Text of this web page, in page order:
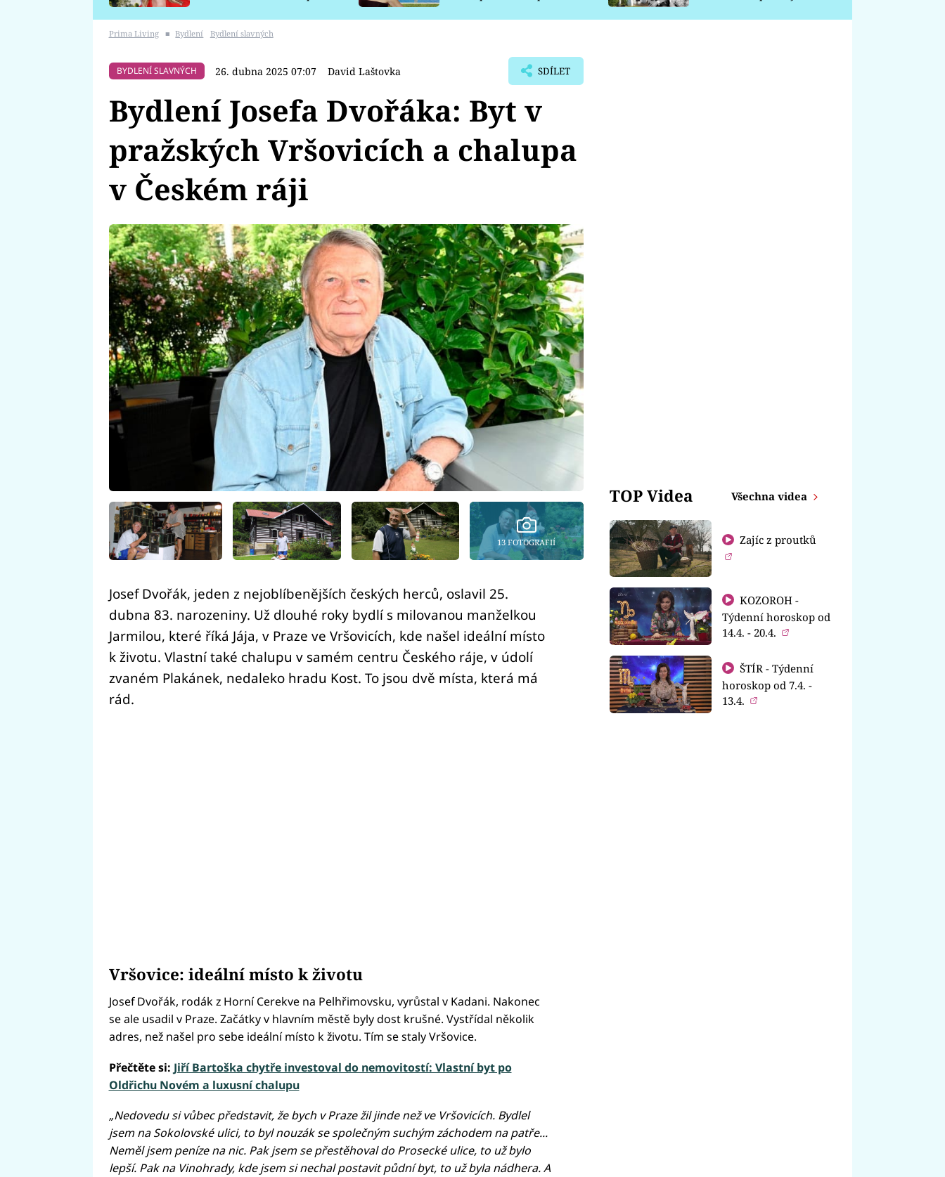
Prima Living ■ Bydlení Bydlení slavných
BYDLENÍ SLAVNÝCH 26. dubna 2025 07:07 David Laštovka SDÍLET
Bydlení Josefa Dvořáka: Byt v
pražských Vršovicích a chalupa
v Českém ráji
13 FOTOGRAFIÍ
Josef Dvořák, jeden z nejoblíbenějších českých herců, oslavil 25.
dubna 83. narozeniny. Už dlouhé roky bydlí s milovanou manželkou
Jarmilou, které říká Jája, v Praze ve Vršovicích, kde našel ideální místo
k životu. Vlastní také chalupu v samém centru Českého ráje, v údolí
zvaném Plakánek, nedaleko hradu Kost. To jsou dvě místa, která má
rád.
Vršovice: ideální místo k životu
Josef Dvořák, rodák z Horní Cerekve na Pelhřimovsku, vyrůstal v Kadani. Nakonec
se ale usadil v Praze. Začátky v hlavním městě byly dost krušné. Vystřídal několik
adres, než našel pro sebe ideální místo k životu. Tím se staly Vršovice.
Přečtěte si: Jiří Bartoška chytře investoval do nemovitostí: Vlastní byt po
Oldřichu Novém a luxusní chalupu
„Nedovedu si vůbec představit, že bych v Praze žil jinde než ve Vršovicích. Bydlel
jsem na Sokolovské ulici, to byl nouzák se společným suchým záchodem na patře...
Neměl jsem peníze na nic. Pak jsem se přestěhoval do Prosecké ulice, to už bylo
lepší. Pak na Vinohrady, kde jsem si nechal postavit půdní byt, to už byla nádhera. A
TOP Videa Všechna videa
Zajíc z proutků
KOZOROH -
Týdenní horoskop od
14.4. - 20.4.
ŠTÍR - Týdenní
horoskop od 7.4. -
13.4.